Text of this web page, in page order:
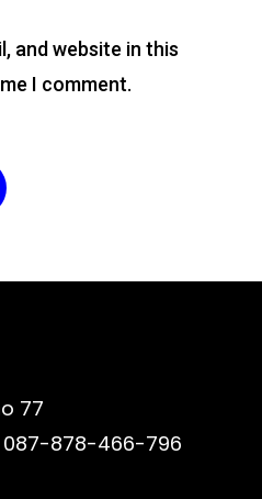
and website in this
I comment.
77
878-466-796